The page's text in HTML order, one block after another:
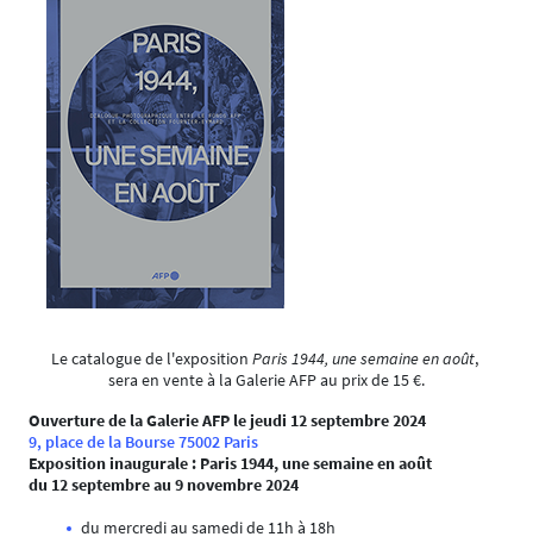
Le catalogue de l'exposition Paris 1944, une semaine en août,
sera en vente à la Galerie AFP au prix de 15 €.
Ouverture de la Galerie AFP le jeudi 12 septembre 2024
9, place de la Bourse 75002 Paris
Exposition inaugurale : Paris 1944, une semaine en août
du 12 septembre au 9 novembre 2024
du mercredi au samedi de 11h à 18h